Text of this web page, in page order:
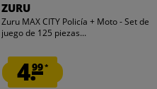
ZURU
Zuru MAX CITY Policía + Moto - Set de
juego de 125 piezas...
4.99*